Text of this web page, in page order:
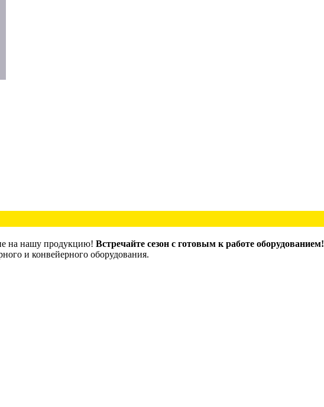
на нашу продукцию! Встречайте сезон с готовым к работе оборудованием!
и конвейерного оборудования.